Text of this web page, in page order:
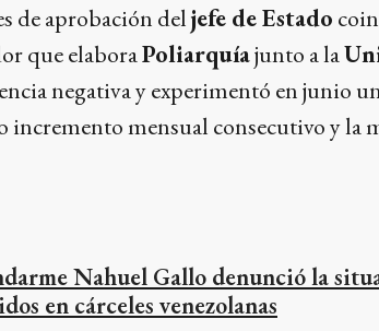
de aprobación deljefe de Estado
que elaboraPoliarquíajunto a la
negativa y experimentó en junio
mensual consecutivo y la
Nahuel Gallo denunció la
en cárceles venezolanas